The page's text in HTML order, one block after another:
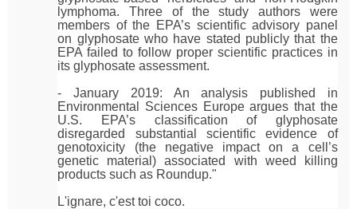
lymphoma. Three of the study authors were
members of the EPA’s scientific advisory panel
on glyphosate who have stated publicly that the
EPA failed to follow proper scientific practices in
its glyphosate assessment.
- January 2019: An analysis published in
Environmental Sciences Europe argues that the
U.S. EPA’s classification of glyphosate
disregarded substantial scientific evidence of
genotoxicity (the negative impact on a cell’s
genetic material) associated with weed killing
products such as Roundup."
L'ignare, c'est toi coco.